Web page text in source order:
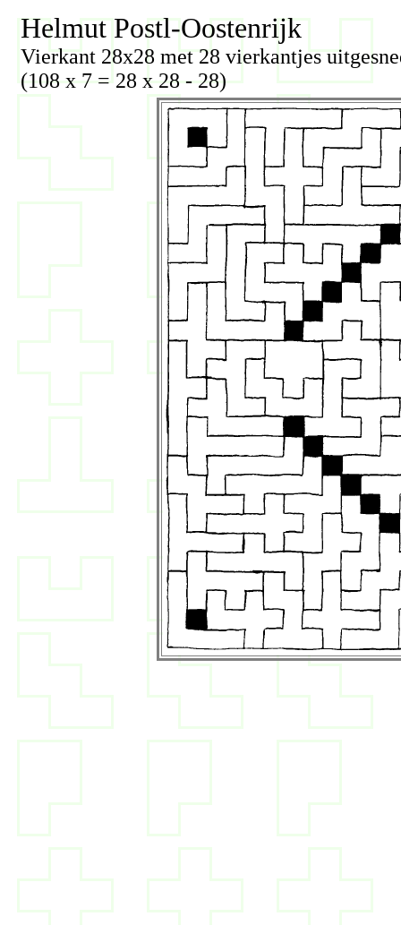
Helmut Postl-Oostenrijk
Vierkant 28x28 met 28 vierkantjes
(108 x 7 = 28 x 28 - 28)